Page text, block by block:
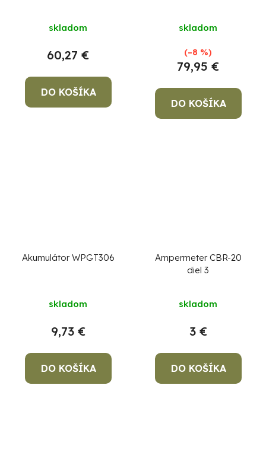
hodnotenie
je
5,0
z
5
skladom
60,27 €
DO KOŠÍKA
skladom
79,95 €
(–8 %)
DO KOŠÍKA
Akumulátor WPGT306
skladom
9,73 €
DO KOŠÍKA
Ampermeter CBR-20
diel 3
skladom
3 €
DO KOŠÍKA